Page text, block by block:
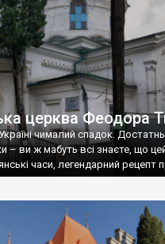
церква Феодора
чималий спадок.
– ви ж мабуть всі знаєте, що
часи, легендарний рецепт